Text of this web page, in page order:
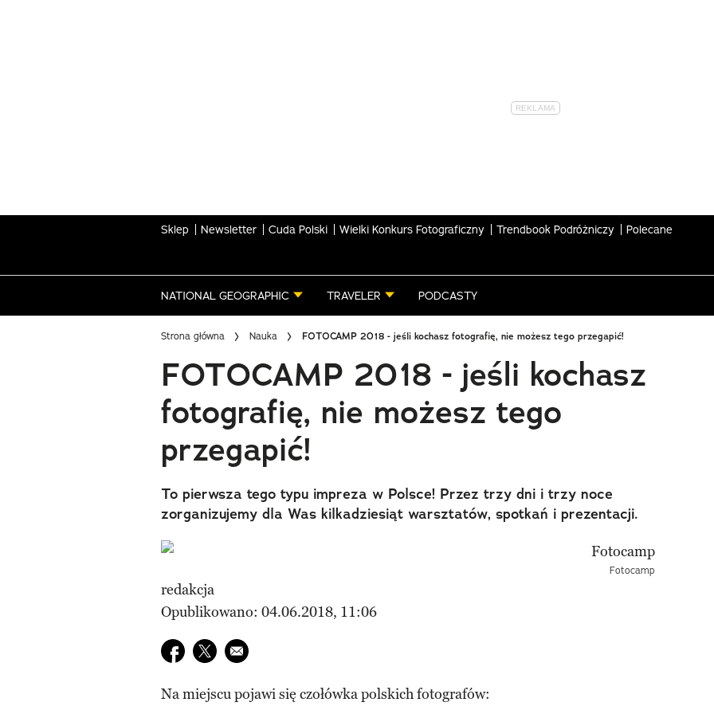
Sklep Newsletter Cuda Polski Wielki Konkurs Fotograficzny Trendbook Podróżniczy Polecane
NATIONAL GEOGRAPHIC TRAVELER PODCASTY
Strona główna Nauka FOTOCAMP 2018 - jeśli kochasz fotografię, nie możesz tego przegapić!
FOTOCAMP 2018 - jeśli kochasz
fotografię, nie możesz tego
przegapić!
To pierwsza tego typu impreza w Polsce! Przez trzy dni i trzy noce
zorganizujemy dla Was kilkadziesiąt warsztatów, spotkań i prezentacji.
Fotocamp
redakcja
Opublikowano: 04.06.2018, 11:06
Udostępnij na facebook
Udostępnij na twitter
E-mail do przyjaciela
Na miejscu pojawi się czołówka polskich fotografów: